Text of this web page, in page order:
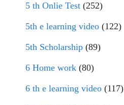
5 th Onlie Test (252)
5th e learning video (122)
5th Scholarship (89)
6 Home work (80)
6 th e learning video (117)